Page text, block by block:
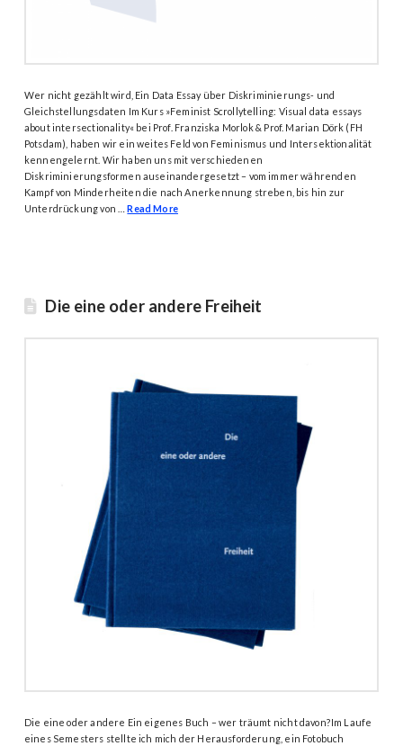
Wer nicht gezählt wird, Ein Data Essay über Diskriminierungs- und
Gleichstellungsdaten Im Kurs »Feminist Scrollytelling: Visual data essays
about intersectionality« bei Prof. Franziska Morlok & Prof. Marian Dörk (FH
Potsdam), haben wir ein weites Feld von Feminismus und Intersektionalität
kennengelernt. Wir haben uns mit verschiedenen
Diskriminierungsformen auseinandergesetzt – vom immer währenden
Kampf von Minderheiten die nach Anerkennung streben, bis hin zur
Unterdrückung von …Read More
Die eine oder andere Freiheit
Die eine oder andere Ein eigenes Buch – wer träumt nicht davon?Im Laufe
eines Semesters stellte ich mich der Herausforderung, ein Fotobuch